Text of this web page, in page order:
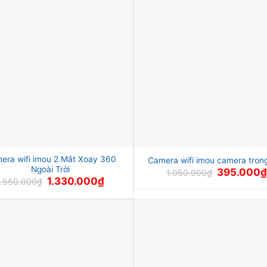
wifi imou 2 Mắt Xoay 360
Ngoài Trời
₫ Giá
gốc
là:
1.330.000₫Giá
tại
Camera wifi imou camera
1.050.000₫ Giá
gốc
là:
395.000₫